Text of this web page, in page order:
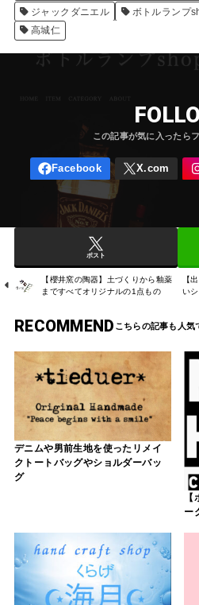
ジャックダニエル
ボトルランプ
高城仁
ポスト
【櫻井窯の陶器】土づくりから釉薬
まですべてオリジナルの1点もの
【
い
RECOMMEND
デニムや男前生地を使ったリメイ
クトートバッグやショルダーバッ
グ
ー